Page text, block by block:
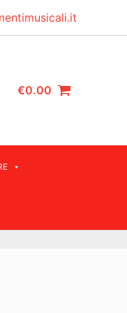
€0.00